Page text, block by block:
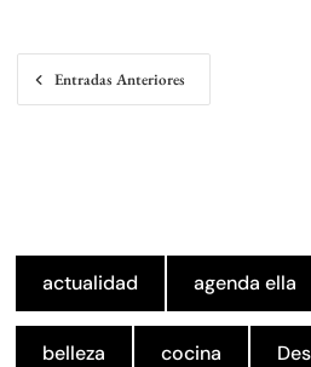
Navegación
de
Entradas Anteriores
actualidad agenda ella
belleza cocina